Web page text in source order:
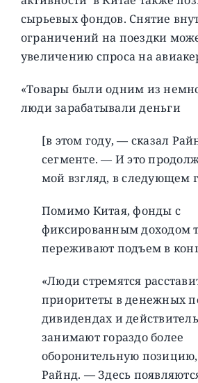
сырьевых фондов. Снятие
ограничений на поездки
увеличению спроса на
«Товары были одним из
люди зарабатывали деньги
[в этом году, — сказал
сегменте. — И это
мой взгляд, в следующем
Помимо Китая, фонды с
фиксированным доходом
переживают подъем в
«Люди стремятся
приоритеты в денежных
дивидендах и
занимают гораздо более
оборонительную
Райнд. — Здесь